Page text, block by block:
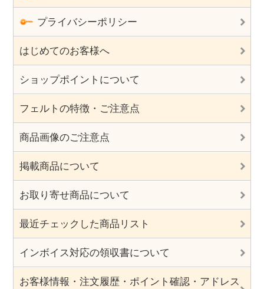
プライバシーポリシー
はじめてのお客様へ
ショップポイントについて
フェルトの特徴・ご注意点
商品画像のご注意点
掲載商品について
お取り寄せ商品について
最近チェックした商品リスト
インボイス対応の領収書について
お客様情報・注文履歴・ポイント確認・アドレス